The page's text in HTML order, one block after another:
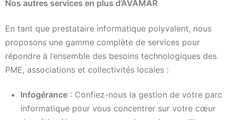
Nos autres services en plus d’AVAMAR
En tant que prestataire informatique polyvalent, nous
proposons une gamme complète de services pour
répondre à l’ensemble des besoins technologiques des
PME, associations et collectivités locales :
Infogérance : Confiez-nous la gestion de votre parc
informatique pour vous concentrer sur votre cœur